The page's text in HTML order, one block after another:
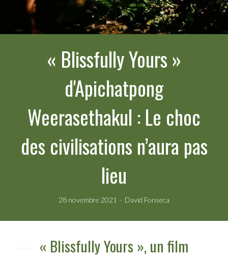
« Blissfully Yours »
d'Apichatpong
Weerasethakul : Le choc
des civilisations n’aura pas
lieu
28 novembre 2021 David Fonseca
« Blissfully Yours », un film